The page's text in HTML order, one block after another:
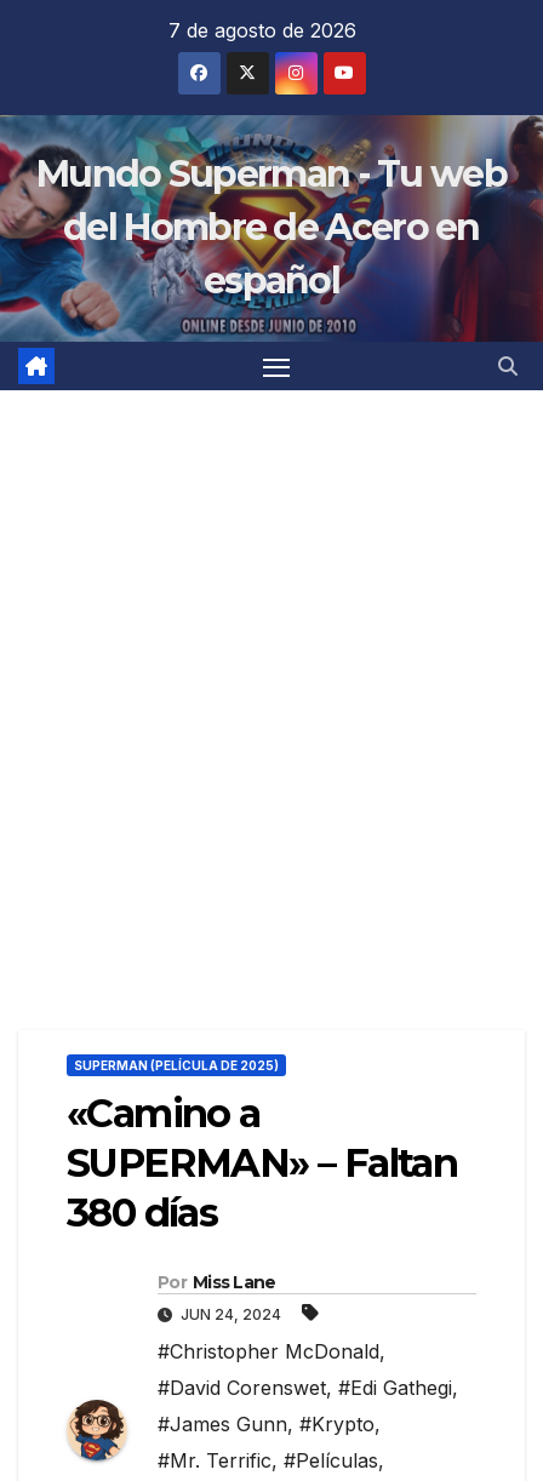
7 de agosto de 2026
Mundo Superman - Tu web
del Hombre de Acero en
español
SUPERMAN (PELÍCULA DE 2025)
«Camino a
SUPERMAN» – Faltan
380 días
Por Miss Lane
JUN 24, 2024
#Christopher McDonald,
#David Corenswet, #Edi Gathegi,
#James Gunn, #Krypto,
#Mr. Terrific, #Películas,